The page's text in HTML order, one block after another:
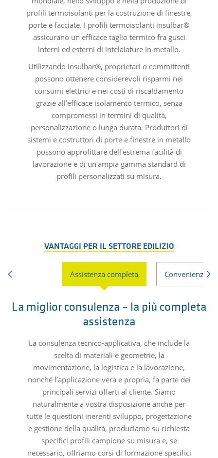
profili termoisolanti per la costruzione di finestre,
porte e facciate. I profili termoisolanti insulbar®
assicurano un efficace taglio termico fra gusci
interni ed esterni di intelaiature in metallo.
Utilizzando insulbar®, proprietari o committenti
possono ottenere considerevoli risparmi nei
consumi elettrici e nei costi di riscaldamento
grazie all’efficace isolamento termico, senza
compromessi in termini di qualità,
personalizzazione o lunga durata. Produttori di
sistemi e costruttori di porte e finestre in metallo
possono approfittare dell'estrema facilità di
lavorazione e di un'ampia gamma standard di
profili personalizzati su misura.
VANTAGGI PER IL SETTORE EDILIZIO
Assistenza completa Convenienza
La miglior consulenza – la più completa
assistenza
La consulenza tecnico-applicativa, che include la
scelta di materiali e geometrie, la
movimentazione, la logistica e la lavorazione,
nonché l’applicazione vera e propria, fa parte dei
principali servizi offerti al cliente. Siamo
naturalmente a vostra disposizione anche per
tutte le questioni inerenti sviluppo, progettazione
e gestione della qualità, produciamo su richiesta
specifici profili campione su misura e, se
necessario, offriamo corsi di formazione specifici